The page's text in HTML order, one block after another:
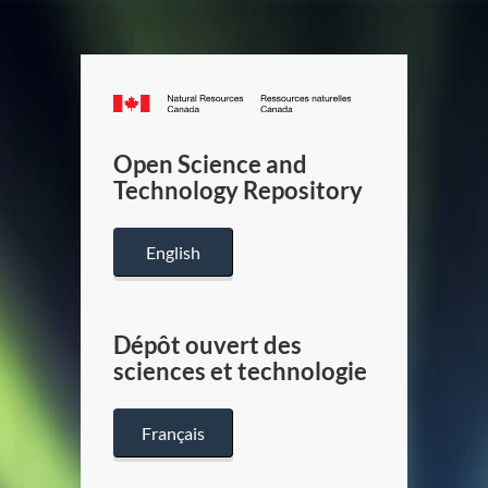
Canada.ca
/
Canada
Open Science and
Technology Repository
English
Dépôt ouvert des
sciences et technologie
Français